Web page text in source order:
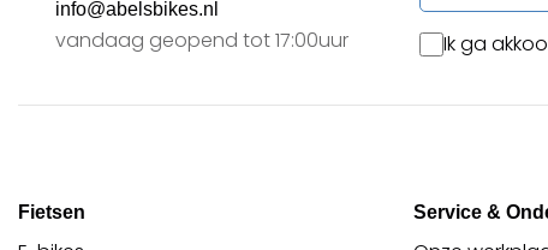
info@abelsbikes.nl
vandaag geopend tot 17:00uur Ik ga
Fietsen Service &